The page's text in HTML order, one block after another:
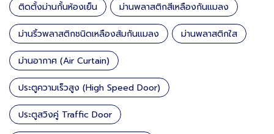
ติดตั้งม่านกั้นห้องเย็น ม่านพลาสติกสีเหลืองกันแมลง
ม่านริ้วพลาสติกชนิดเหลืองส้มกันแมลง ม่านพลาสติกใส
ม่านอากาศ (Air Curtain)
ประตูความเร็วสูง (High Speed Door)
ประตูสวิงคู่ Traffic Door